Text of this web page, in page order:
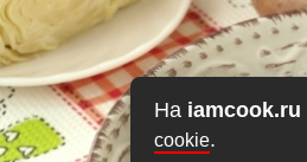
На iamcook.ru
cookie.